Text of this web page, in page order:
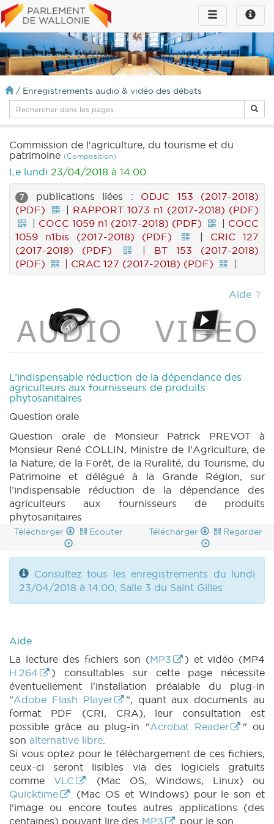
Toggle
infos
Toggle
navigation
/ Enregistrements audio & vidéo des débats
Commission de l'agriculture, du tourisme et du
patrimoine (Composition)
Le lundi 23/04/2018 à 14:00
7 publications liées : ODJC 153 (2017-2018)
(PDF)
| RAPPORT 1073 n1 (2017-2018) (PDF)
| COCC 1059 n1 (2017-2018) (PDF) | COCC
1059 n1bis (2017-2018) (PDF)
| CRIC 127
(2017-2018) (PDF)
| BT 153 (2017-2018)
(PDF)
| CRAC 127 (2017-2018) (PDF) |
Aide
L’indispensable réduction de la dépendance des
agriculteurs aux fournisseurs de produits
phytosanitaires
Question orale
Question orale de Monsieur Patrick PREVOT à
Monsieur René COLLIN, Ministre de l'Agriculture, de
la Nature, de la Forêt, de la Ruralité, du Tourisme, du
Patrimoine et délégué à la Grande Région, sur
l’indispensable réduction de la dépendance des
agriculteurs aux fournisseurs de produits
phytosanitaires
Télécharger Ecouter Télécharger Regarder
Consultez tous les enregistrements du lundi
23/04/2018 à 14:00, Salle 3 du Saint Gilles
Aide
La lecture des fichiers son (MP3
) et vidéo (MP4
H.264
) consultables sur cette page nécessite
éventuellement l'installation préalable du plug-in
"Adobe Flash Player
", quant aux documents au
format PDF (CRI, CRA), leur consultation est
possible grâce au plug-in "Acrobat Reader
" ou
son alternative libre.
Si vous optez pour le téléchargement de ces fichiers,
ceux-ci seront lisibles via des logiciels gratuits
comme VLC
(Mac OS, Windows, Linux) ou
Quicktime
(Mac OS et Windows) pour le son et
l'image ou encore toutes autres applications (des
centaines) pouvant lire des MP3 pour le son.